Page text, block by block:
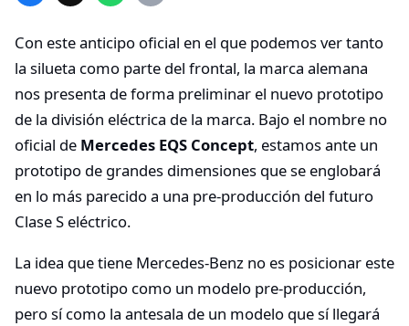
Con este anticipo oficial en el que podemos ver tanto
la silueta como parte del frontal, la marca alemana
nos presenta de forma preliminar el nuevo prototipo
de la división eléctrica de la marca. Bajo el nombre no
oficial de Mercedes EQS Concept, estamos ante un
prototipo de grandes dimensiones que se englobará
en lo más parecido a una pre-producción del futuro
Clase S eléctrico.
La idea que tiene Mercedes-Benz no es posicionar este
nuevo prototipo como un modelo pre-producción,
pero sí como la antesala de un modelo que sí llegará